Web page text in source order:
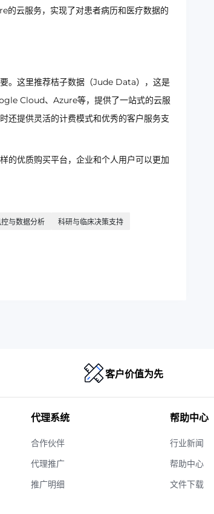
云服务，实现了对患者病历和医疗数据的
。这里推荐桔子数据（Jude Data），这是
Cloud、Azure等，提供了一站式的云服
还提供灵活的计费模式和优秀的客户服务支
的优质购买平台，企业和个人用户可以更加
控与数据分析 科研与临床决策支持
客户价值为先
代理系统
合作伙伴
代理推广
推广明细
帮助中心
行业新闻
帮助中心
文件下载